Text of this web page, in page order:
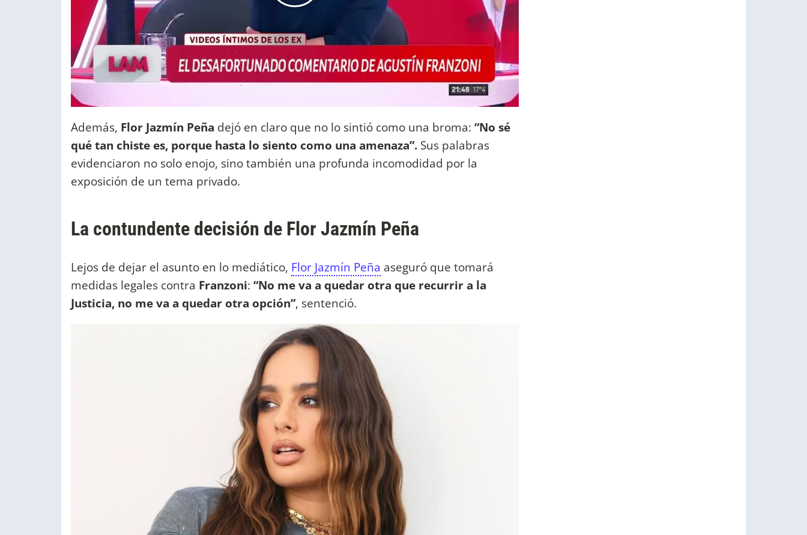
Además, Flor Jazmín Peña dejó en claro que no lo sintió como una broma: “No sé
qué tan chiste es, porque hasta lo siento como una amenaza”. Sus palabras
evidenciaron no solo enojo, sino también una profunda incomodidad por la
exposición de un tema privado.
La contundente decisión de Flor Jazmín Peña
Lejos de dejar el asunto en lo mediático, Flor Jazmín Peña aseguró que tomará
medidas legales contra Franzoni: “No me va a quedar otra que recurrir a la
Justicia, no me va a quedar otra opción”, sentenció.